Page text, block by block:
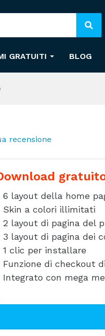
GRATUITI BLOG
recensione
6 layout della home
Skin a colori illimitati
2 layout di pagina del
3 layout di pagina dei
1 clic per installare
Funzione di checkout
Integrato con mega